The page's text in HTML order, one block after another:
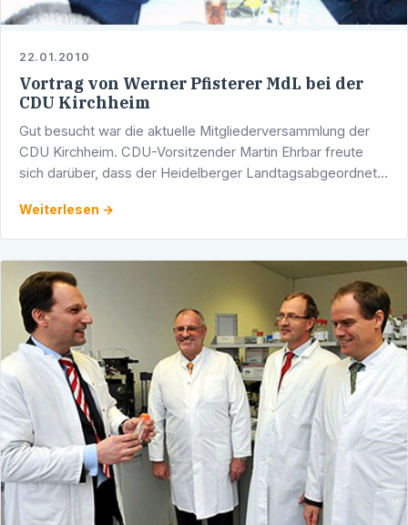
22.01.2010
Vortrag von Werner Pfisterer MdL bei der
CDU Kirchheim
Gut besucht war die aktuelle Mitgliederversammlung der
CDU Kirchheim. CDU-Vorsitzender Martin Ehrbar freute
sich darüber, dass der Heidelberger Landtagsabgeordnete
…
Weiterlesen →